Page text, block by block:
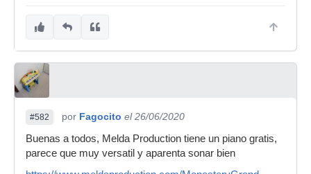
#582 por Fagocito el 26/06/2020
Buenas a todos, Melda Production tiene un piano gratis,
parece que muy versatil y aparenta sonar bien